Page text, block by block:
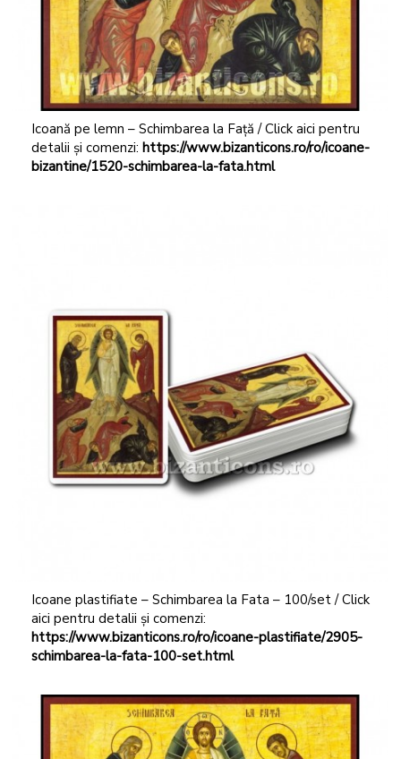
Icoană pe lemn – Schimbarea la Față / Click aici pentru
detalii și comenzi: https://www.bizanticons.ro/ro/icoane-
bizantine/1520-schimbarea-la-fata.html
Icoane plastifiate – Schimbarea la Fata – 100/set / Click
aici pentru detalii și comenzi:
https://www.bizanticons.ro/ro/icoane-plastifiate/2905-
schimbarea-la-fata-100-set.html